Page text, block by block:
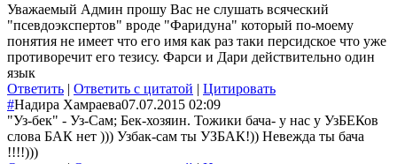
Уважаемый Админ прошу Вас не слушать всяческий
"псевдоэкспертов" вроде "Фаридуна" который по-моему
понятия не имеет что его имя как раз таки персидское что уже
противоречит его тезису. Фарси и Дари действительно один
язык
Ответить | Ответить с цитатой | Цитировать
#Надира Хамраева07.07.2015 02:09
"Уз-бек" - Уз-Сам; Бек-хозяин. Тожики бача- у нас у УзБЕКов
слова БАК нет ))) Узбак-сам ты УЗБАК!)) Невежда ты бача
!!!!)))